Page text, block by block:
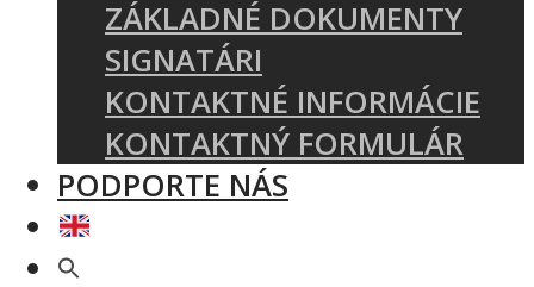
ZÁKLADNÉ DOKUMENTY
SIGNATÁRI
KONTAKTNÉ INFORMÁCIE
KONTAKTNÝ FORMULÁR
PODPORTE NÁS